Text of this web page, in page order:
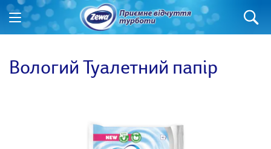
Вологий Туалетний папір